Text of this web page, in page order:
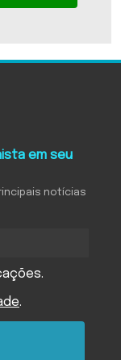
em seu
notícias
.